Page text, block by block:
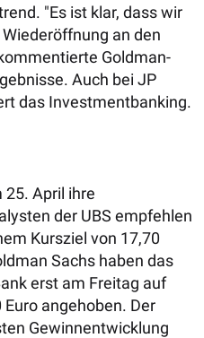
"Es ist klar, dass wir
an den
Goldman-
Auch bei JP
das Investmentbanking.
25. April ihre
der UBS empfehlen
Kursziel von 17,70
Sachs haben das
erst am Freitag auf
angehoben. Der
Gewinnentwicklung